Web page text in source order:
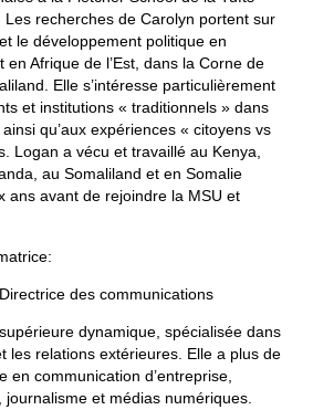
Les recherches de Carolyn portent sur
le développement politique en
en Afrique de l’Est, dans la Corne de
Elle s’intéresse particulièrement
et institutions « traditionnels » dans
qu’aux expériences « citoyens vs
Logan a vécu et travaillé au Kenya,
au Somaliland et en Somalie
ans avant de rejoindre la MSU et
des communications
dynamique, spécialisée dans
les relations extérieures. Elle a plus de
en communication d’entreprise,
journalisme et médias numériques.